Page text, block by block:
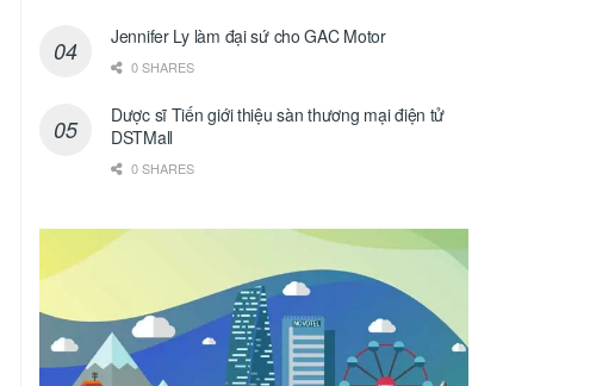
Jennifer Ly làm đại sứ cho GAC Motor
0 SHARES
Dược sĩ Tiến giới thiệu sàn thương mại điện tử
DSTMall
0 SHARES